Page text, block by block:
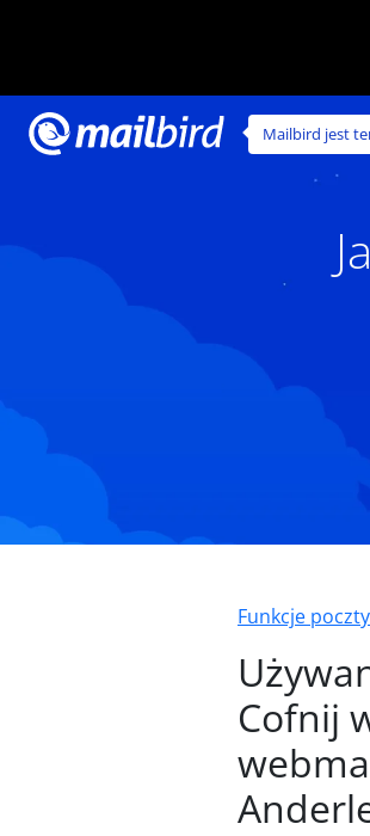
Mailbird jest
Funkcje
Cofnij